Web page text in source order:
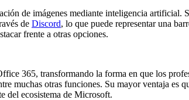
de imágenes mediante inteligencia
de Discord, lo que puede representar una
frente a otras opciones.
365, transformando la forma en que los
muchas otras funciones. Su mayor ventaja es
del ecosistema de Microsoft.